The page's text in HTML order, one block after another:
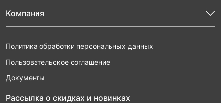
Компания
Политика обработки персональных данных
Пользовательское соглашение
Документы
Рассылка о скидках и новинках